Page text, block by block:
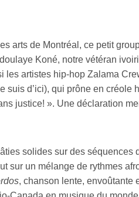
arts de Montréal, ce petit
Koné, notre vétéran
les artistes hip-hop Zalama
suis d’ici), qui prône en créole
justice! ». Une déclaration
solides sur des séquences
sur un mélange de rythmes
, chanson lente, envoûtante